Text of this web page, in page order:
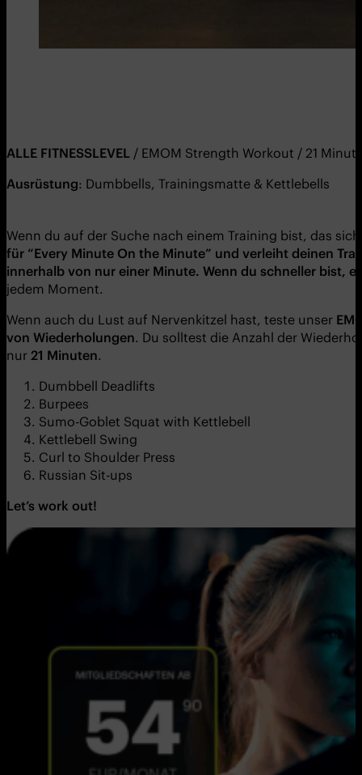
ALLE FITNESSLEVEL / EMOM Strength Workout / 21
Ausrüstung: Dumbbells, Trainingsmatte & Kettlebells
Wenn du auf der Suche nach einem Training bist, das
für “Every Minute On the Minute” und verleiht deinen
innerhalb von nur einer Minute. Wenn du schneller bist,
jedem Moment.
Wenn auch du Lust auf Nervenkitzel hast, teste unser
von Wiederholungen. Du solltest die Anzahl der
nur 21 Minuten.
Dumbbell Deadlifts
Burpees
Sumo-Goblet Squat with Kettlebell
Kettlebell Swing
Curl to Shoulder Press
Russian Sit-ups
Let’s work out!